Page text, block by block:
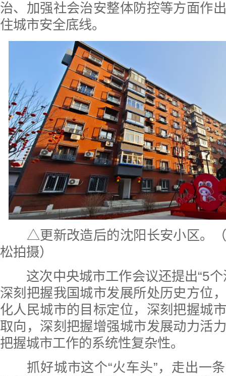
治、加强社会治安整体防控等方面作
住城市安全底线。
△更新改造后的沈阳长安小区。（
松拍摄）
这次中央城市工作会议还提出“5个
深刻把握我国城市发展所处历史方位
化人民城市的目标定位，深刻把握城
取向，深刻把握增强城市发展动力活
把握城市工作的系统性复杂性。
抓好城市这个“火车头”，走出一条